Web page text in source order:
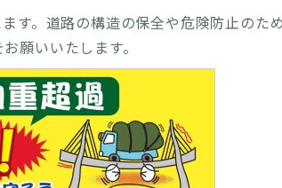
す。道路の構造の保全や危険防止のた
願いいたします。